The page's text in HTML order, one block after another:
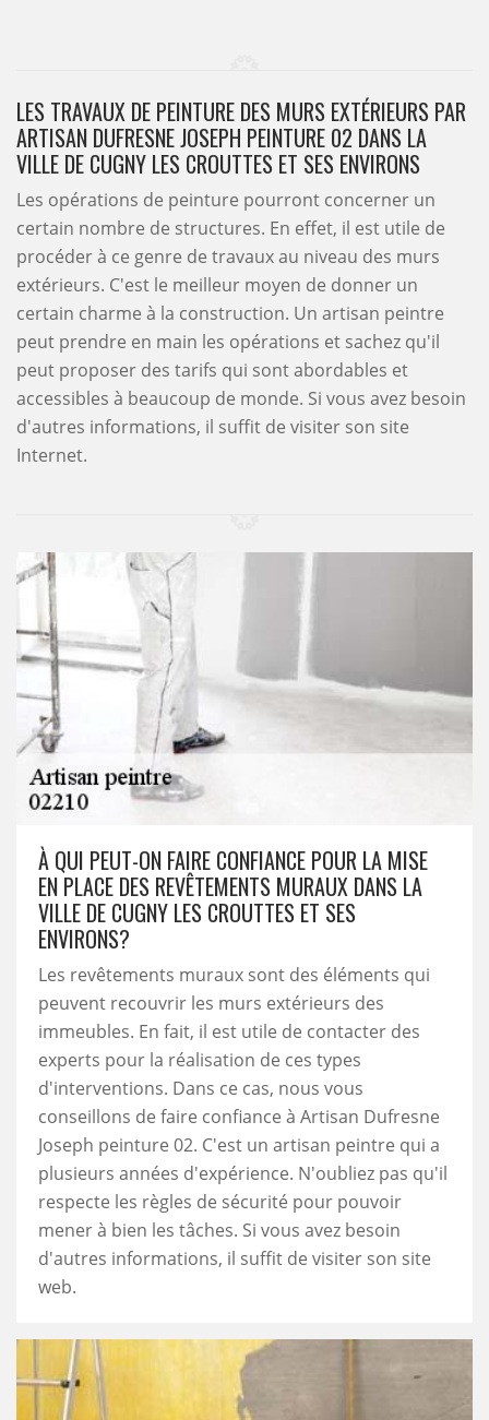
LES TRAVAUX DE PEINTURE DES MURS EXTÉRIEURS PAR
ARTISAN DUFRESNE JOSEPH PEINTURE 02 DANS LA
VILLE DE CUGNY LES CROUTTES ET SES ENVIRONS
Les opérations de peinture pourront concerner un
certain nombre de structures. En effet, il est utile de
procéder à ce genre de travaux au niveau des murs
extérieurs. C'est le meilleur moyen de donner un
certain charme à la construction. Un artisan peintre
peut prendre en main les opérations et sachez qu'il
peut proposer des tarifs qui sont abordables et
accessibles à beaucoup de monde. Si vous avez besoin
d'autres informations, il suffit de visiter son site
Internet.
À QUI PEUT-ON FAIRE CONFIANCE POUR LA MISE
EN PLACE DES REVÊTEMENTS MURAUX DANS LA
VILLE DE CUGNY LES CROUTTES ET SES
ENVIRONS?
Les revêtements muraux sont des éléments qui
peuvent recouvrir les murs extérieurs des
immeubles. En fait, il est utile de contacter des
experts pour la réalisation de ces types
d'interventions. Dans ce cas, nous vous
conseillons de faire confiance à Artisan Dufresne
Joseph peinture 02. C'est un artisan peintre qui a
plusieurs années d'expérience. N'oubliez pas qu'il
respecte les règles de sécurité pour pouvoir
mener à bien les tâches. Si vous avez besoin
d'autres informations, il suffit de visiter son site
web.